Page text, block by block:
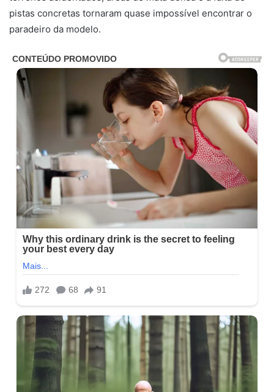
pistas concretas tornaram quase impossível encontrar o
paradeiro da modelo.